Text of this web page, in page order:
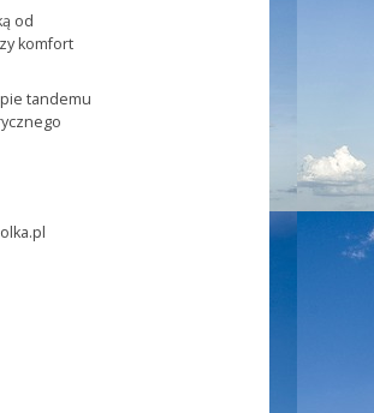
od
komfort
tandemu